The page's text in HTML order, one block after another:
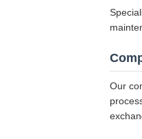
Our